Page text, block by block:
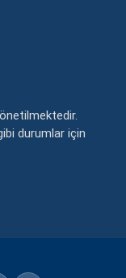
durumlar için